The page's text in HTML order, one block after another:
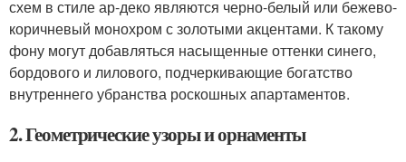
схем в стиле ар-деко являются черно-белый или бежево-
коричневый монохром с золотыми акцентами. К такому
фону могут добавляться насыщенные оттенки синего,
бордового и лилового, подчеркивающие богатство
внутреннего убранства роскошных апартаментов.
2. Геометрические узоры и орнаменты